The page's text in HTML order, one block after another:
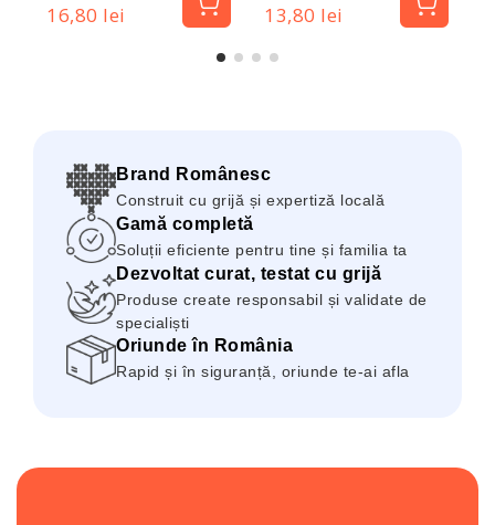
16,80 lei
13,80 lei
Brand Românesc
Construit cu grijă și expertiză locală
Gamă completă
Soluții eficiente pentru tine și familia ta
Dezvoltat curat, testat cu grijă
Produse create responsabil și validate de
specialiști
Oriunde în România
Rapid și în siguranță, oriunde te-ai afla